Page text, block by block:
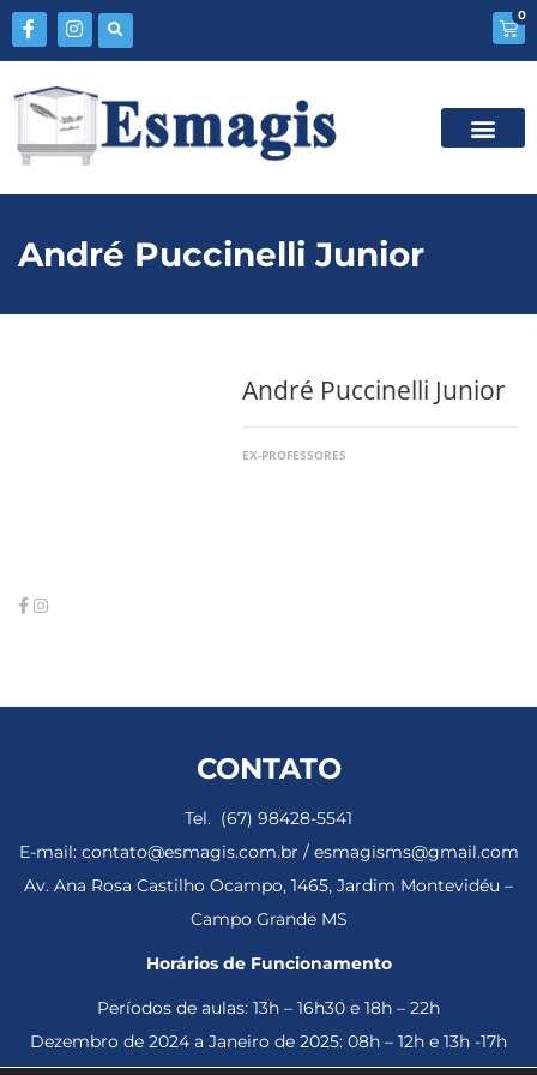
0
André Puccinelli Junior
André Puccinelli Junior
EX-PROFESSORES
CONTATO
Tel. (67) 98428-5541
E-mail: contato@esmagis.com.br / esmagisms@gmail.com
Av. Ana Rosa Castilho Ocampo, 1465, Jardim Montevidéu –
Campo Grande MS
Horários de Funcionamento
Períodos de aulas: 13h – 16h30 e 18h – 22h
Dezembro de 2024 a Janeiro de 2025: 08h – 12h e 13h -17h